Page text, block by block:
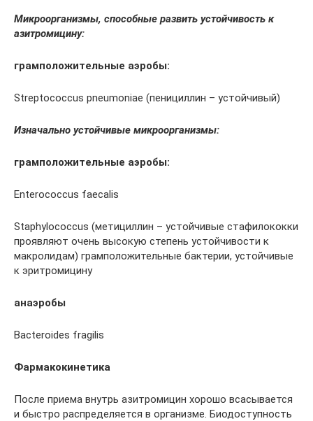
Микроорганизмы, способные развить устойчивость к
азитромицину:
грамположительные аэробы:
Streptococcus pneumoniae (пенициллин – устойчивый)
Изначально устойчивые микроорганизмы:
грамположительные аэробы:
Enterococcus faecalis
Staphylococcus (метициллин – устойчивые стафилококки
проявляют очень высокую степень устойчивости к
макролидам) грамположительные бактерии, устойчивые
к эритромицину
анаэробы
Bacteroides fragilis
Фармакокинетика
После приема внутрь азитромицин хорошо всасывается
и быстро распределяется в организме. Биодоступность